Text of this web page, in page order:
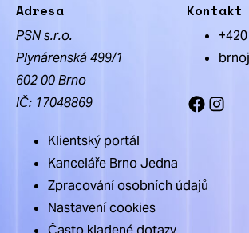
Adresa
PSN s.r.o.
Plynárenská 499/1
602 00 Brno
IČ: 17048869
Kontakt
Facebook
Klientský portál
Kanceláře Brno Jedna
Zpracování osobních údajů
Nastavení cookies